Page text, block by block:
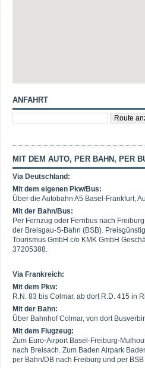
ANFAHRT
MIT DEM AUTO, PER BAHN, PER
Via Deutschland:
Mit dem eigenen Pkw/Bus:
Über die Autobahn A5 Basel-Frankfurt,
Mit der Bahn/Bus:
Per Fernzug oder Fernbus nach
der Breisgau-S-Bahn (BSB).
Tourismus GmbH c/o KMK GmbH
37205388.
Via Frankreich:
Mit dem Pkw:
R.N. 83 bis Colmar, ab dort R.D. 415 in
Mit der Bahn:
Über Bahnhof Colmar, von dort
Mit dem Flugzeug:
Zum Euro-Airport Basel-Freiburg-
nach Breisach. Zum Baden Airpark
per Bahn/DB nach Freiburg und per